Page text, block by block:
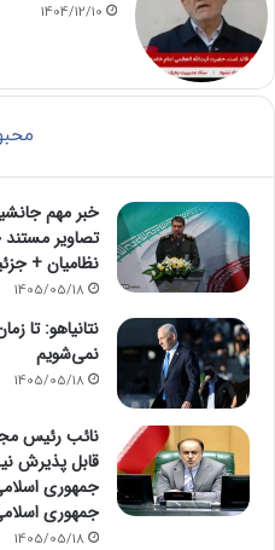
1404/12/10
خبر مهم
تصاویر مستند
نظامیان +
1405/05/18
نتانیاهو: تا
نمی‌شویم
1405/05/18
نائب رئیس
قابل پذیرش
جمهوری
جمهوری
1405/05/18